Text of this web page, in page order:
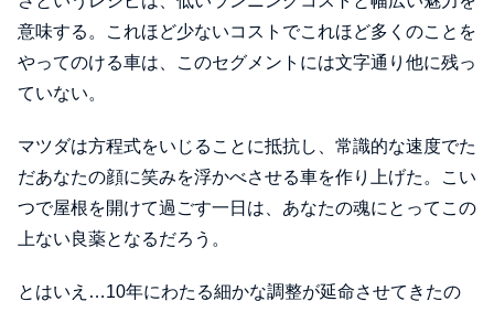
意味する。これほど少ないコストでこれほど多くのことを
やってのける車は、このセグメントには文字通り他に残っ
ていない。
マツダは方程式をいじることに抵抗し、常識的な速度でた
だあなたの顔に笑みを浮かべさせる車を作り上げた。こい
つで屋根を開けて過ごす一日は、あなたの魂にとってこの
上ない良薬となるだろう。
とはいえ…10年にわたる細かな調整が延命させてきたの